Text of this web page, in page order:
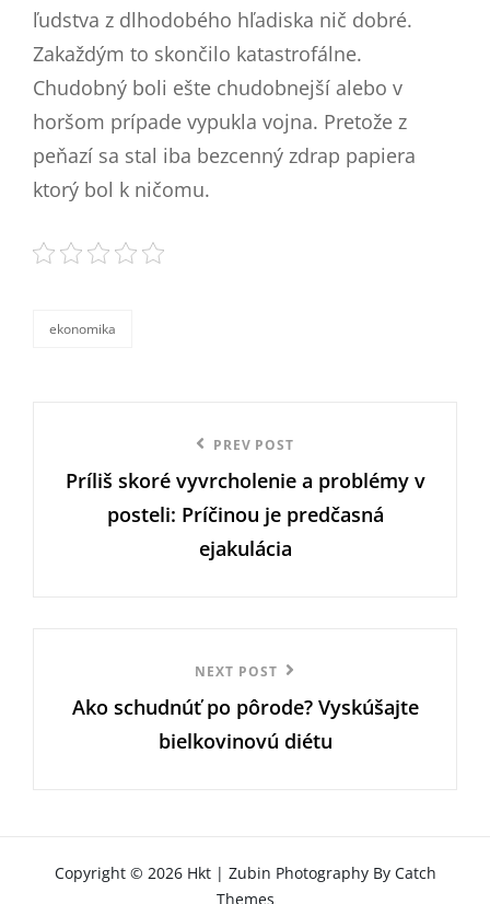
ľudstva z dlhodobého hľadiska nič dobré.
Zakaždým to skončilo katastrofálne.
Chudobný boli ešte chudobnejší alebo v
horšom prípade vypukla vojna. Pretože z
peňazí sa stal iba bezcenný zdrap papiera
ktorý bol k ničomu.
ekonomika
pro
příspěvek
Post
PREV POST
Príliš skoré vyvrcholenie a problémy v
posteli: Príčinou je predčasná
ejakulácia
Post
NEXT POST
Ako schudnúť po pôrode? Vyskúšajte
bielkovinovú diétu
Copyright © 2026 Hkt | Zubin Photography By Catch
Themes